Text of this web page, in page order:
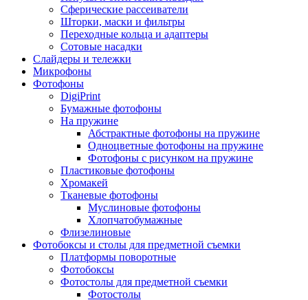
Сферические рассеиватели
Шторки, маски и фильтры
Переходные кольца и адаптеры
Сотовые насадки
Слайдеры и тележки
Микрофоны
Фотофоны
DigiPrint
Бумажные фотофоны
На пружине
Абстрактные фотофоны на пружине
Одноцветные фотофоны на пружине
Фотофоны с рисунком на пружине
Пластиковые фотофоны
Хромакей
Тканевые фотофоны
Муслиновые фотофоны
Хлопчатобумажные
Флизелиновые
Фотобоксы и столы для предметной съемки
Платформы поворотные
Фотобоксы
Фотостолы для предметной съемки
Фотостолы